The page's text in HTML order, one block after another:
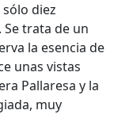
diez
trata de un
la esencia de
unas vistas
Pallaresa y la
muy